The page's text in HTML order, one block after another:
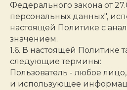
Федерального закона от
персональных данных",
настоящей Политике с
значением.
1.6. В настоящей Политике
следующие термины:
Пользователь - любое
и использующее